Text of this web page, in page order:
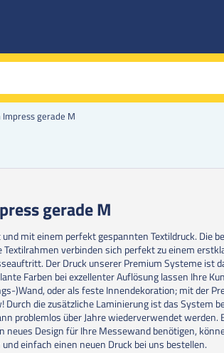
gerade M
gerade M
mit einem perfekt gespannten Textildruck. Die
Textilrahmen verbinden sich perfekt zu einem
Der Druck unserer Premium Systeme ist
Farben bei exzellenter Auflösung lassen Ihre
)Wand, oder als feste Innendekoration; mit der
Durch die zusätzliche Laminierung ist das System
problemlos über Jahre wiederverwendet werden.
neues Design für Ihre Messewand benötigen,
einfach einen neuen Druck bei uns bestellen.